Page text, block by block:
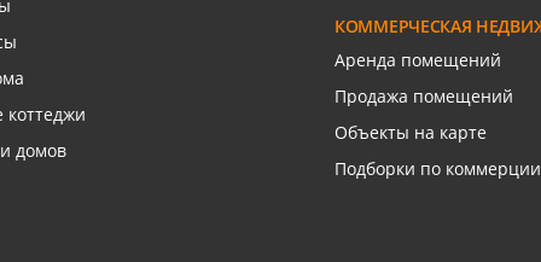
домов
КОММЕРЧЕСКАЯ
Аренда помещений
Продажа помещений
Объекты на карте
Подборки по коммерции